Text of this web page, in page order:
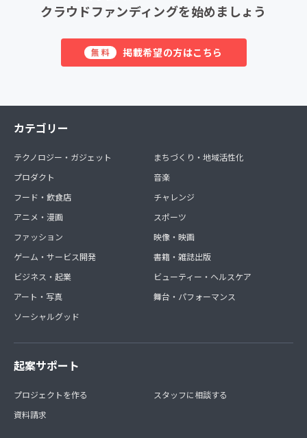
クラウドファンディングを始めましょう
無料 掲載希望の方はこちら
カテゴリー
テクノロジー・ガジェット
プロダクト
フード・飲食店
アニメ・漫画
ファッション
ゲーム・サービス開発
ビジネス・起業
アート・写真
ソーシャルグッド
まちづくり・地域活性化
音楽
チャレンジ
スポーツ
映像・映画
書籍・雑誌出版
ビューティー・ヘルスケア
舞台・パフォーマンス
起案サポート
プロジェクトを作る
資料請求
スタッフに相談する